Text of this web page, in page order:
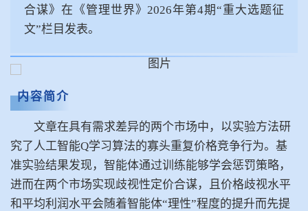
合谋》在《管理世界》2026年第4期“重大选题征
文”栏目发表。
内容简介
文章在具有需求差异的两个市场中，以实验方法研
究了人工智能Q学习算法的寡头重复价格竞争行为。基
准实验结果发现，智能体通过训练能够学会惩罚策略，
进而在两个市场实现歧视性定价合谋，且价格歧视水平
和平均利润水平会随着智能体“理性”程度的提升而先提